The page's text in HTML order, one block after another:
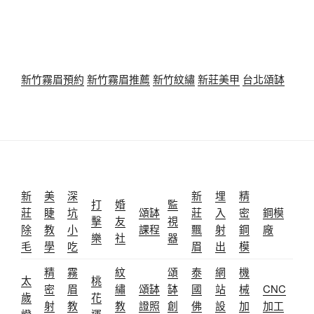
新竹霧眉預約 新竹霧眉推薦 新竹紋繡新莊美甲 台北頌缽
新
莊
除
毛
美
睫
教
學
深
坑
小
吃
打
擊
樂
婚
友
社
頌缽
課程
監
視
器
新
莊
飄
眉
埋
入
射
出
精
密
鋼
模
鋼模
廠
太
歲
精
密
射
霧
眉
教
桃
花
紋
繡
教
頌缽
證照
頌
缽
創
泰
國
佛
網
站
設
機
械
加
CNC
加工